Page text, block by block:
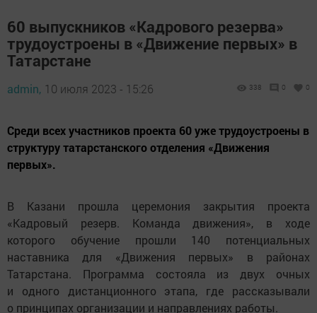
60 выпускников «Кадрового резерва»
трудоустроены в «Движение первых» в
Татарстане
admin, 10 июля 2023 - 15:26 338 0 0
Среди всех участников проекта 60 уже трудоустроены в
структуру татарстанского отделения «Движения
первых».
В Казани прошла церемония закрытия проекта
«Кадровый резерв. Команда движения», в ходе
которого обучение прошли 140 потенциальных
наставника для «Движения первых» в районах
Татарстана. Программа состояла из двух очных
и одного дистанционного этапа, где рассказывали
о принципах организации и направлениях работы.